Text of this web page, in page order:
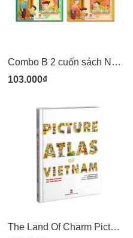
Combo B 2 cuốn sách Ngôi nhà yêu thương - Con yêu Ông + Con yêu Bà - Kim Đồng
103.000₫
The Land Of Charm Picture Atlas Of Vietnam - Đất nước gấm hoa bản Tiếng Anh - Sách Kim Đồng